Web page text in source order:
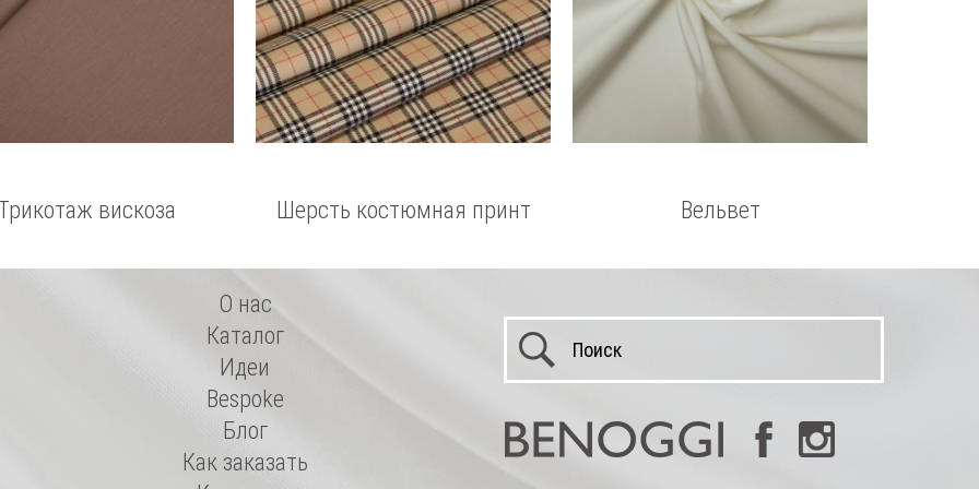
вискоза
Шерсть костюмная принт
Вельвет
О нас
Каталог
Идеи
Bespoke
Блог
Как заказать